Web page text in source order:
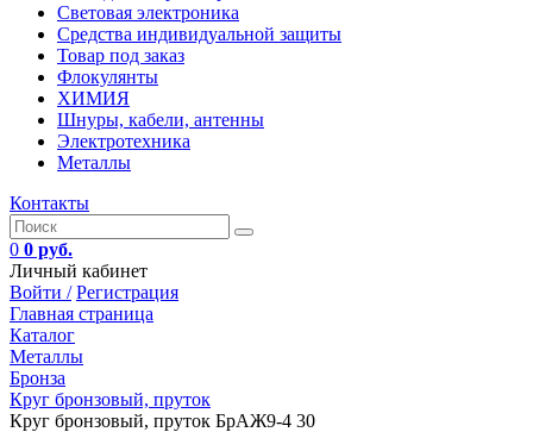
Световая электроника
Средства индивидуальной защиты
Товар под заказ
Флокулянты
ХИМИЯ
Шнуры, кабели, антенны
Электротехника
Металлы
Контакты
0 0 руб.
Личный кабинет
Войти / Регистрация
Главная страница
Каталог
Металлы
Бронза
Круг бронзовый, пруток
Круг бронзовый, пруток БрАЖ9-4 30